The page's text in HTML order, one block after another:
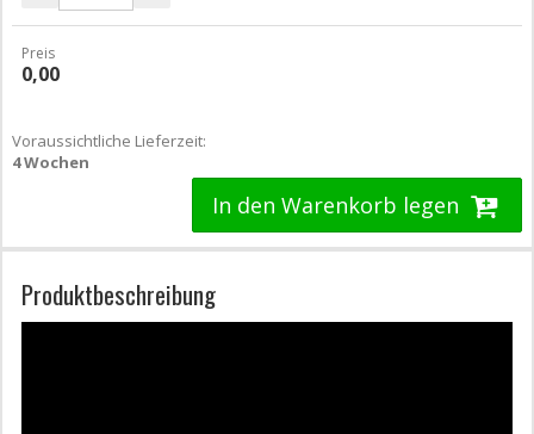
Preis
0,00
Voraussichtliche Lieferzeit:
4 Wochen
In den Warenkorb legen
Produktbeschreibung